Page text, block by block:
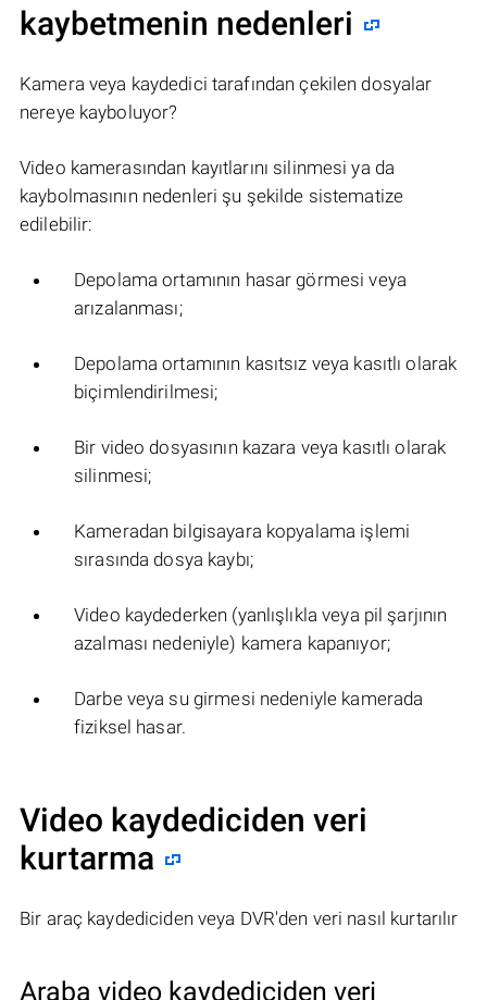
kaybetmenin nedenleri
Kamera veya kaydedici tarafından çekilen dosyalar
nereye kayboluyor?
Video kamerasından kayıtlarını silinmesi ya da
kaybolmasının nedenleri şu şekilde sistematize
edilebilir:
Depolama ortamının hasar görmesi veya
arızalanması;
Depolama ortamının kasıtsız veya kasıtlı olarak
biçimlendirilmesi;
Bir video dosyasının kazara veya kasıtlı olarak
silinmesi;
Kameradan bilgisayara kopyalama işlemi
sırasında dosya kaybı;
Video kaydederken (yanlışlıkla veya pil şarjının
azalması nedeniyle) kamera kapanıyor;
Darbe veya su girmesi nedeniyle kamerada
fiziksel hasar.
Video kaydediciden veri
kurtarma
Bir araç kaydediciden veya DVR'den veri nasıl kurtarılır
Araba video kaydediciden veri